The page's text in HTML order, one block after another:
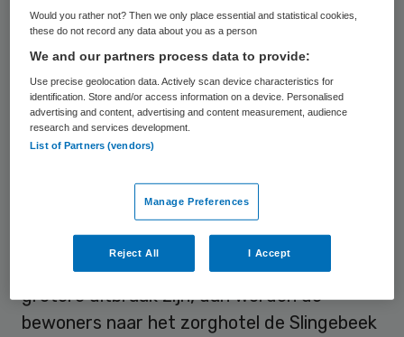
patiënten apart zullen worden verpleegd in
een nieuw zorghotel in Gaanderen.
Dat meldt dagblad de Gelderlander op 14
augustus. Zorginstellingen, huisartsen en
aanpak bij een eventuele tweede
coronagolf. De verpleeghuizen zullen
besmette patiënten zo snel mogelijk in
interne isolatie plaatsen. Mocht er een
grotere uitbraak zijn, dan worden de
bewoners naar het zorghotel de Slingebeek
Would you rather not? Then we only place essential and statistical cookies,
these do not record any data about you as a person
We and our partners process data to provide:
Use precise geolocation data. Actively scan device characteristics for
identification. Store and/or access information on a device. Personalised
advertising and content, advertising and content measurement, audience
research and services development.
List of Partners (vendors)
Manage Preferences
Reject All I Accept